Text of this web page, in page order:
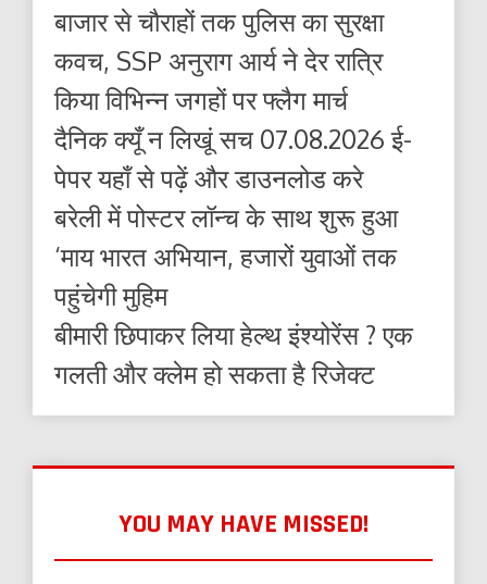
बाजार से चौराहों तक पुलिस का सुरक्षा
कवच, SSP अनुराग आर्य ने देर रात्रि
किया विभिन्न जगहों पर फ्लैग मार्च
दैनिक क्यूँ न लिखूं सच 07.08.2026 ई-
पेपर यहाँ से पढ़ें और डाउनलोड करे
बरेली में पोस्टर लॉन्च के साथ शुरू हुआ
‘माय भारत अभियान, हजारों युवाओं तक
पहुंचेगी मुहिम
बीमारी छिपाकर लिया हेल्थ इंश्योरेंस ? एक
गलती और क्लेम हो सकता है रिजेक्ट
YOU MAY HAVE MISSED!